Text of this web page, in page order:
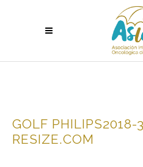
GOLF PHILIPS2018-
RESIZE.COM